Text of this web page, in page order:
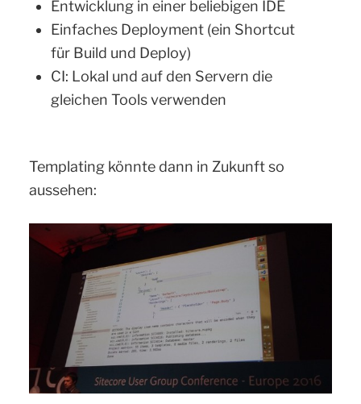
Entwicklung in einer beliebigen IDE
Einfaches Deployment (ein Shortcut
für Build und Deploy)
CI: Lokal und auf den Servern die
gleichen Tools verwenden
Templating könnte dann in Zukunft so
aussehen: